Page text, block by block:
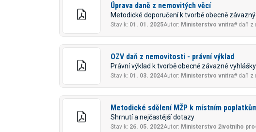
Úprava daně z nemovitých věcí
Metodické doporučení k tvorbě obecně
Stav k: 01. 01. 2025Autor: Ministerstvo vnitra# daň z
OZV daň z nemovitosti - právní výklad
Právní výklad k tvorbě obecně závazné
Stav k: 01. 03. 2024Autor: Ministerstvo vnitra# daň z
Metodické sdělení MŽP k místním
Shrnutí a nejčastější dotazy
Stav k: 26. 05. 2022Autor: Ministerstvo životního